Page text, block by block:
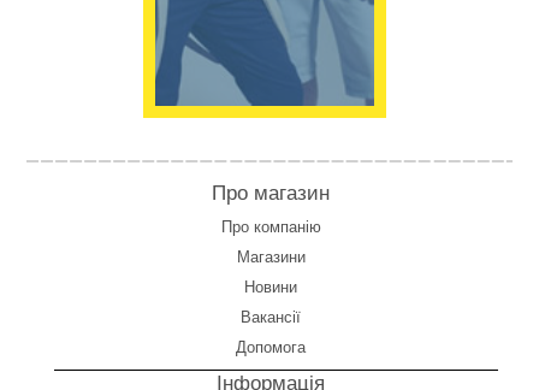
Про магазин
Про компанію
Магазини
Новини
Вакансії
Допомога
Інформація